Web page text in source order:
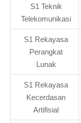
S1 Teknik
Telekomunikasi
S1 Rekayasa
Perangkat
Lunak
S1 Rekayasa
Kecerdasan
Artifisial